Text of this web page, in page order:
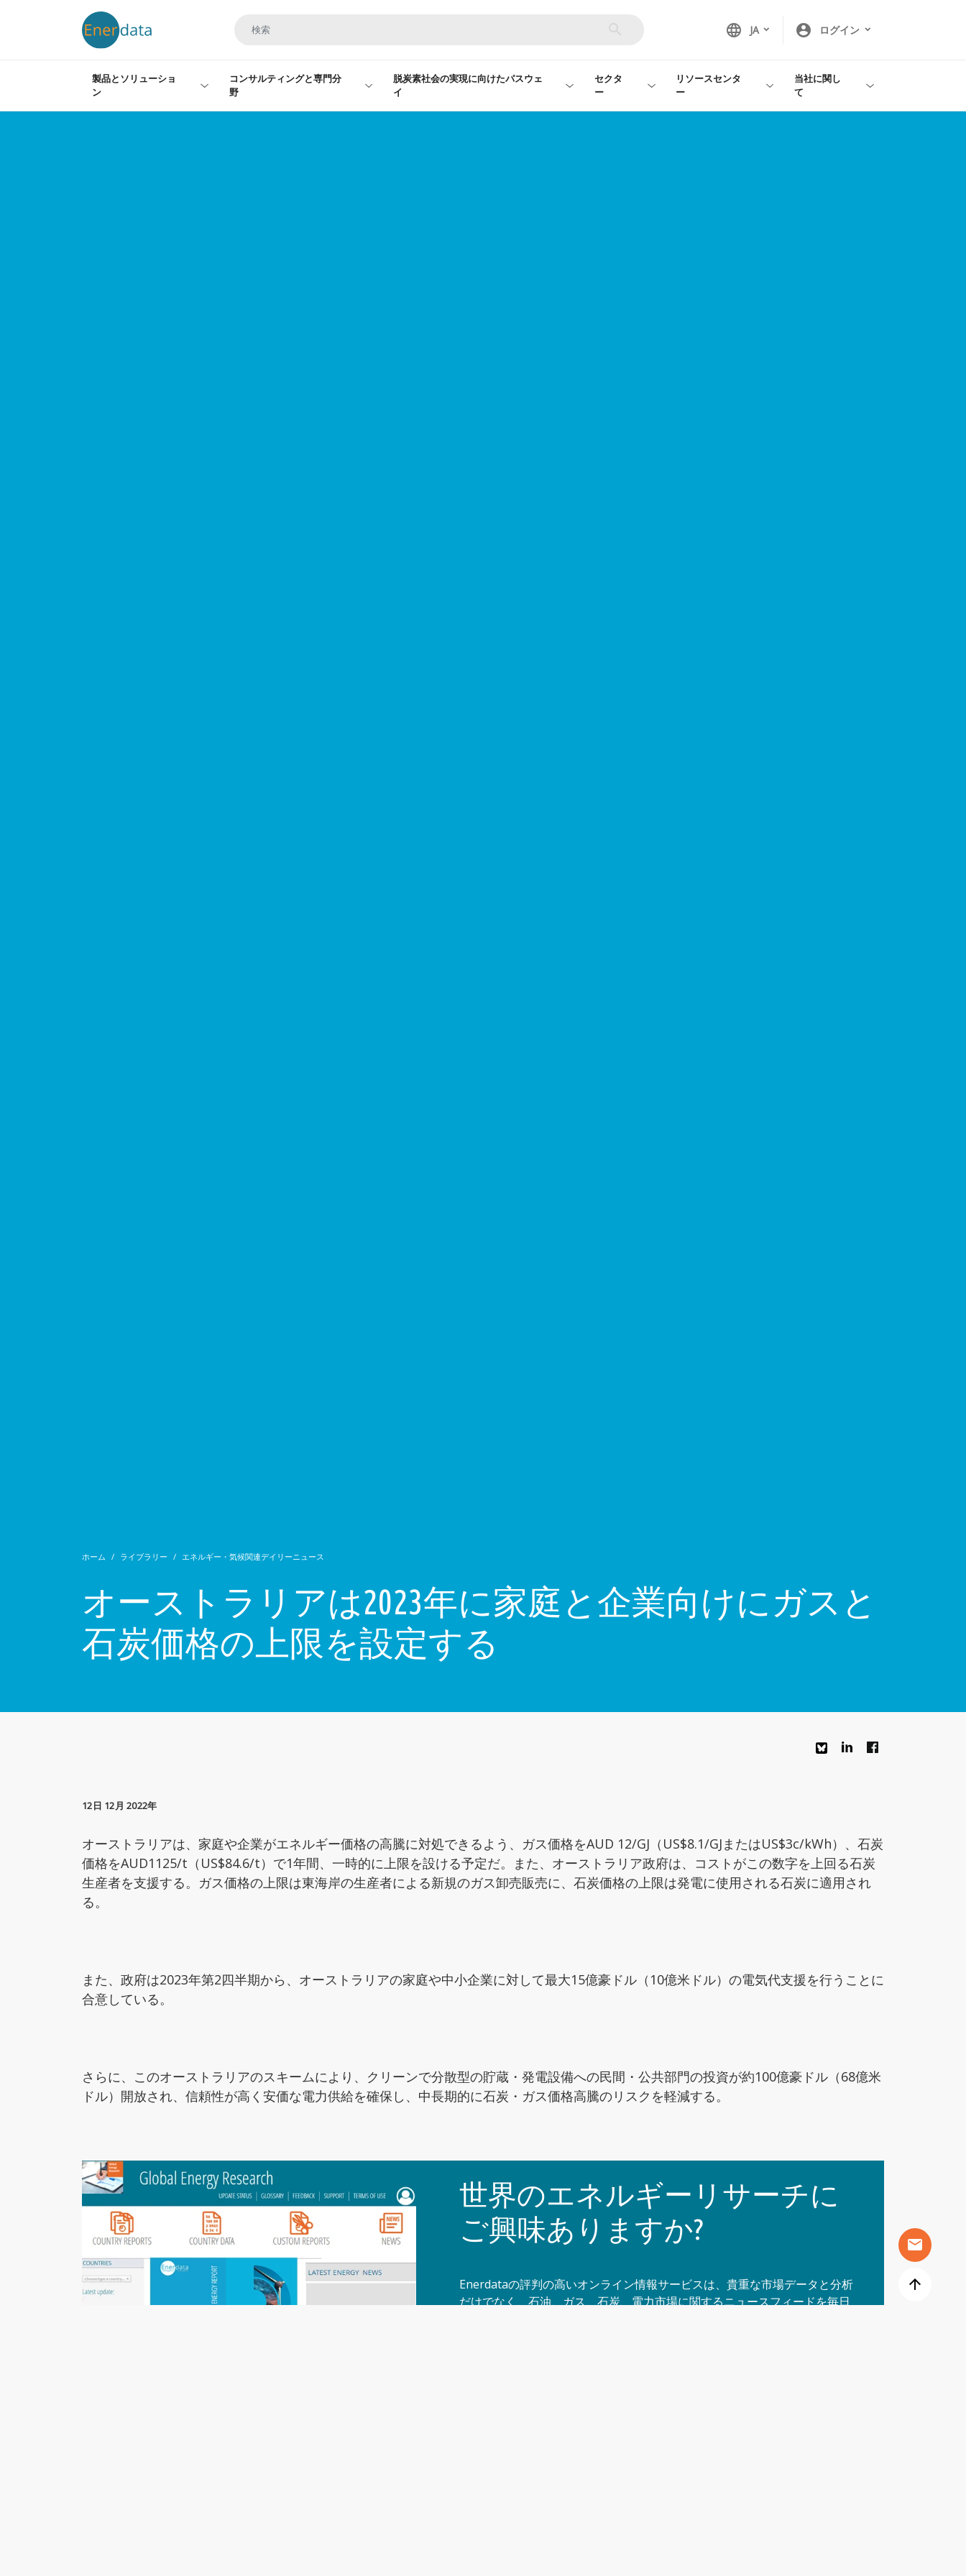
language JA account_circle ログイン
製品とソリューショ
ン
コンサルティングと専門分
野
脱炭素社会の実現に向けたパスウェ
イ
セクタ
ー
リソースセンタ
ー
当社に関し
て
ホーム ライブラリー エネルギー・気候関連デイリーニュース
オーストラリアは2023年に家庭と企業向けにガスと
石炭価格の上限を設定する
mail
arrow_upward
12日 12月 2022年
オーストラリアは、家庭や企業がエネルギー価格の高騰に対処できるよう、ガス価格をAUD 12/GJ（US$8.1/GJまたはUS$3c/kWh）、石炭
価格をAUD1125/t（US$84.6/t）で1年間、一時的に上限を設ける予定だ。また、オーストラリア政府は、コストがこの数字を上回る石炭
生産者を支援する。ガス価格の上限は東海岸の生産者による新規のガス卸売販売に、石炭価格の上限は発電に使用される石炭に適用され
る。
また、政府は2023年第2四半期から、オーストラリアの家庭や中小企業に対して最大15億豪ドル（10億米ドル）の電気代支援を行うことに
合意している。
さらに、このオーストラリアのスキームにより、クリーンで分散型の貯蔵・発電設備への民間・公共部門の投資が約100億豪ドル（68億米
ドル）開放され、信頼性が高く安価な電力供給を確保し、中長期的に石炭・ガス価格高騰のリスクを軽減する。
世界のエネルギーリサーチに
ご興味ありますか?
Enerdataの評判の高いオンライン情報サービスは、貴重な市場データと分析
だけでなく、石油、ガス、石炭、電力市場に関するニュースフィードを毎日